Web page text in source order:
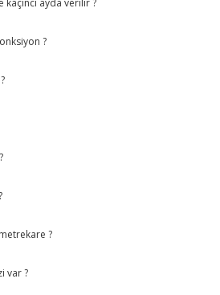
ayda verilir ?
?
?
var ?